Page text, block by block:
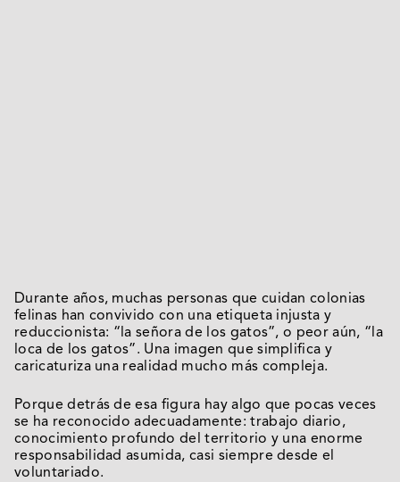
Durante años, muchas personas que cuidan colonias
felinas han convivido con una etiqueta injusta y
reduccionista: “la señora de los gatos”, o peor aún, “la
loca de los gatos”. Una imagen que simplifica y
caricaturiza una realidad mucho más compleja.
Porque detrás de esa figura hay algo que pocas veces
se ha reconocido adecuadamente: trabajo diario,
conocimiento profundo del territorio y una enorme
responsabilidad asumida, casi siempre desde el
voluntariado.